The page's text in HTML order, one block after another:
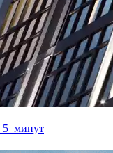
5 минут